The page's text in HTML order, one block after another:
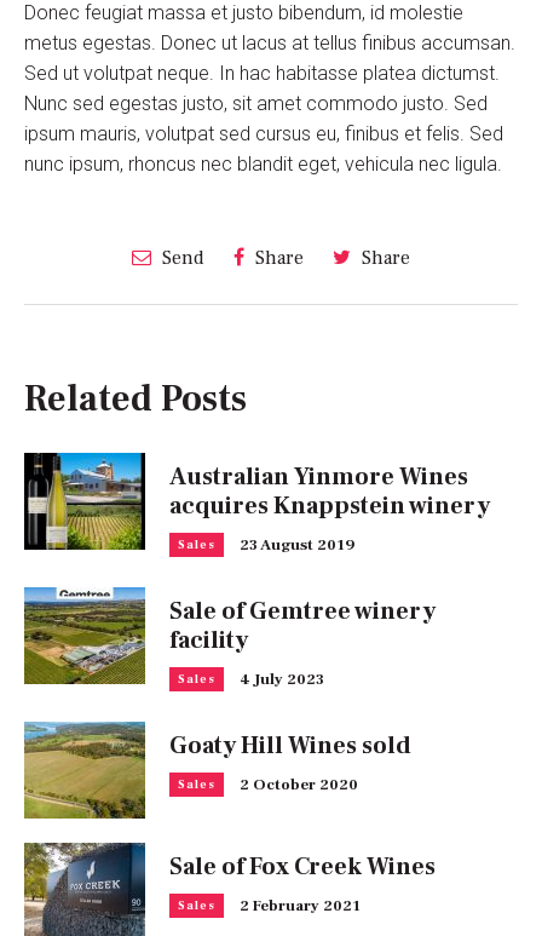
Donec feugiat massa et justo bibendum, id molestie
metus egestas. Donec ut lacus at tellus finibus accumsan.
Sed ut volutpat neque. In hac habitasse platea dictumst.
Nunc sed egestas justo, sit amet commodo justo. Sed
ipsum mauris, volutpat sed cursus eu, finibus et felis. Sed
nunc ipsum, rhoncus nec blandit eget, vehicula nec ligula.
Send Share Share
Related Posts
Australian Yinmore Wines
acquires Knappstein winery
Sales 23 August 2019
Sale of Gemtree winery
facility
Sales 4 July 2023
Goaty Hill Wines sold
Sales 2 October 2020
Sale of Fox Creek Wines
Sales 2 February 2021